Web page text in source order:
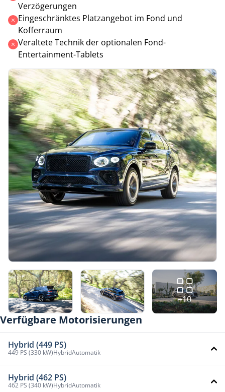
Verzögerungen
Eingeschränktes Platzangebot im Fond und
Kofferraum
Veraltete Technik der optionalen Fond-
Entertainment-Tablets
+10
Verfügbare Motorisierungen
Hybrid (449 PS)
449 PS (330 kW)HybridAutomatik
Hybrid (462 PS)
462 PS (340 kW)HybridAutomatik